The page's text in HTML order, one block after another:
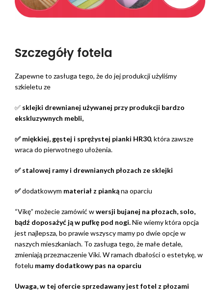
Szczegóły fotela
Zapewne to zasługa tego, że do jej produkcji użyliśmy
szkieletu ze
✅ sklejki drewnianej używanej przy produkcji bardzo
ekskluzywnych mebli,
✅ miękkiej, gęstej i sprężystej pianki HR30, która zawsze
wraca do pierwotnego ułożenia.
✅ stalowej ramy i drewnianych płozach ze sklejki
✅dodatkowym materiał z piankąna oparciu
“Vikę” możecie zamówić wwersji bujanej na płozach, solo,
bądź doposażyć ją w pufkę pod nogi.Nie wiemy która opcja
jest najlepsza, bo prawie wszyscy mamy po dwie opcje w
naszych mieszkaniach. To zasługa tego, że małe detale,
zmieniają przeznaczenie Viki. W ramach dbałości o estetykę, w
fotelu mamy dodatkowy pas na oparciu
Uwaga, w tej ofercie sprzedawany jest fotel z płozami